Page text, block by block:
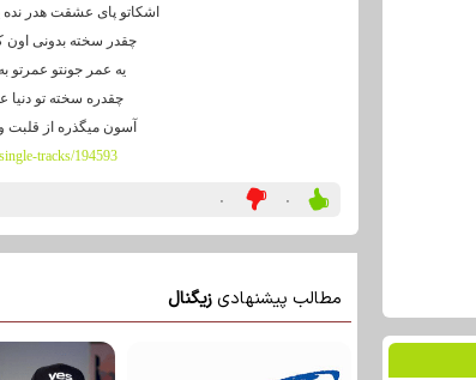
اشکاتو پای عشقت هدر
چقدر سخته بدونی
یه عمر جونتو عمرتو
چقدره سخته تو
آسون میگذره از
tracks/194593/
۰ ۰